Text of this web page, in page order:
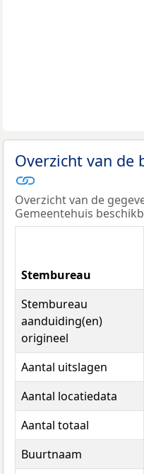
Overzicht van de
Overzicht van de
Gemeentehuis
Stembureau
Stembureau
aanduiding(en)
origineel
Aantal uitslagen
Aantal locatiedata
Aantal totaal
Buurtnaam